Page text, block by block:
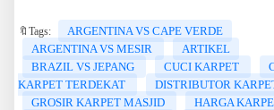
🔖Tags:
ARGENTINA VS CAPE VERDE
ARGENTINA VS MESIR
ARTIKEL
BRAZIL VS JEPANG
CUCI KARPET
KARPET TERDEKAT
DISTRIBUTOR
GROSIR KARPET MASJID
HARGA